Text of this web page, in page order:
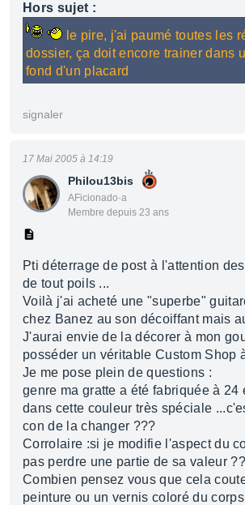
Hors sujet :
le pire, j'ai paumé toutes les
dossier, ça doit encore trainer dans
fond d'un placard
signaler
Philou13bis
AFicionado·a
Membre depuis 23 ans
17 Mai 2005 à 14:19
Pti déterrage de post à l'attention
de tout poils ...
Voilà j'ai acheté une "superbe"
chez Banez au son décoiffant mais
J'aurai envie de la décorer à mon
posséder un véritable Custom Shop
Je me pose plein de questions :
genre ma gratte a été fabriquée à 24
dans cette couleur très spéciale
con de la changer ???
Corrolaire :si je modifie l'aspect du
pas perdre une partie de sa valeur
Combien pensez vous que cela
peinture ou un vernis coloré du